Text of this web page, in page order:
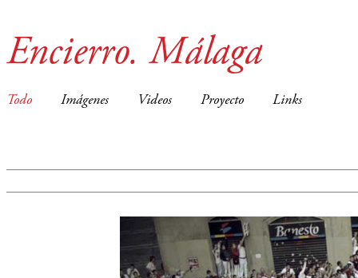
Encierro. Málaga
Todo Imágenes Videos Proyecto Links